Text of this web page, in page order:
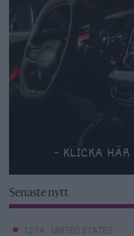
Senaste nytt
12:14 UNITED STATES